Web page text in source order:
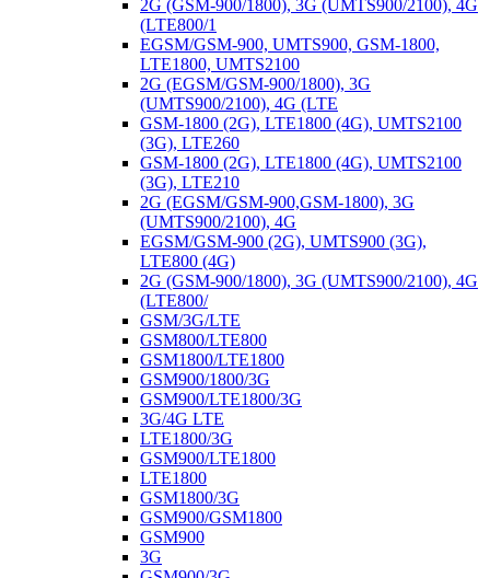
2G (GSM-900/1800), 3G (UMTS900/2100), 4G
(LTE800/1
EGSM/GSM-900, UMTS900, GSM-1800,
LTE1800, UMTS2100
2G (EGSM/GSM-900/1800), 3G
(UMTS900/2100), 4G (LTE
GSM-1800 (2G), LTE1800 (4G), UMTS2100
(3G), LTE260
GSM-1800 (2G), LTE1800 (4G), UMTS2100
(3G), LTE210
2G (EGSM/GSM-900,GSM-1800), 3G
(UMTS900/2100), 4G
EGSM/GSM-900 (2G), UMTS900 (3G),
LTE800 (4G)
2G (GSM-900/1800), 3G (UMTS900/2100), 4G
(LTE800/
GSM/3G/LTE
GSM800/LTE800
GSM1800/LTE1800
GSM900/1800/3G
GSM900/LTE1800/3G
3G/4G LTE
LTE1800/3G
GSM900/LTE1800
LTE1800
GSM1800/3G
GSM900/GSM1800
GSM900
3G